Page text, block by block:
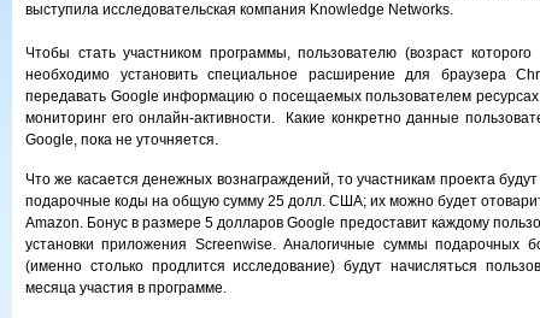
выступила исследовательская компания Knowledge Networks.
Чтобы стать участником программы, пользователю (возраст
необходимо установить специальное расширение для браузера
передавать Google информацию о посещаемых пользователем
мониторинг его онлайн-активности. Какие конкретно данные
Google, пока не уточняется.
Что же касается денежных вознаграждений, то участникам проекта
подарочные коды на общую сумму 25 долл. США; их можно будет
Amazon. Бонус в размере 5 долларов Google предоставит каждому
установки приложения Screenwise. Аналогичные суммы подарочных
(именно столько продлится исследование) будут начисляться
месяца участия в программе.